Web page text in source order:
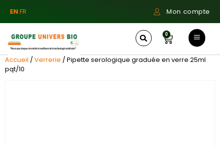
ENFR Mon compte
0
Accueil /Verrerie / Pipette serologique graduée en verre 25ml
pqt/10